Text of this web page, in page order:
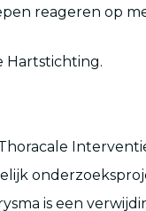
reageren op
Hartstichting.
is een